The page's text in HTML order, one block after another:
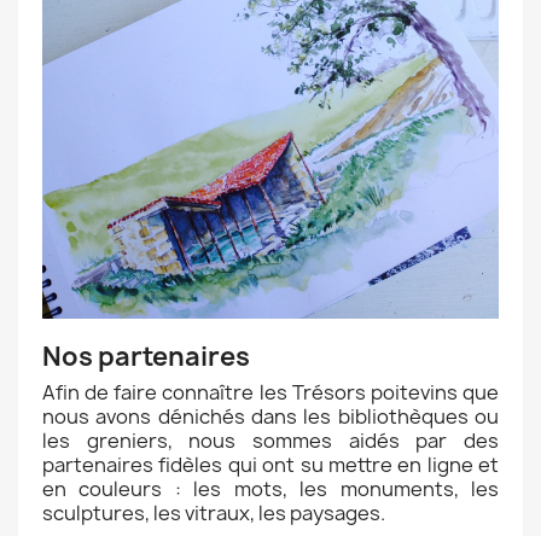
Nos partenaires
Afin de faire connaître les Trésors poitevins que
nous avons dénichés dans les bibliothèques ou
les greniers, nous sommes aidés par des
partenaires fidèles qui ont su mettre en ligne et
en couleurs : les mots, les monuments, les
sculptures, les vitraux, les paysages.